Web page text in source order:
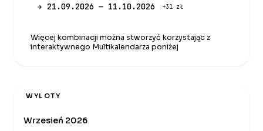
✈ 21.09.2026 — 11.10.2026 +31 zł
Więcej kombinacji można stworzyć korzystając z
interaktywnego Multikalendarza poniżej
WYLOTY
Wrzesień 2026